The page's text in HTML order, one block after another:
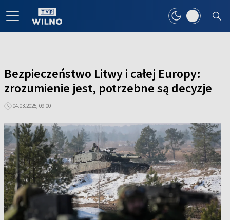
Bezpieczeństwo Litwy i całej Europy:
zrozumienie jest, potrzebne są decyzje
04.03.2025, 09:00